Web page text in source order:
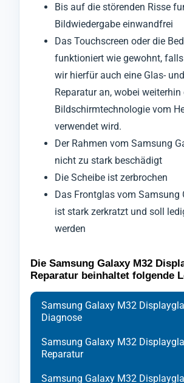
Bis auf die störenden Risse
Bildwiedergabe einwandfrei
Das Touchscreen oder die
funktioniert wie gewohnt,
wir hierfür auch eine Glas-
Reparatur an, wobei
Bildschirmtechnologie vom
verwendet wird.
Der Rahmen vom Samsung
nicht zu stark beschädigt
Die Scheibe ist zerbrochen
Das Frontglas vom Samsung
ist stark zerkratzt und soll
werden
Die Samsung Galaxy M32
Reparatur beinhaltet folgende
Samsung Galaxy M32
Diagnose
Samsung Galaxy M32
Reparatur
Samsung Galaxy M32